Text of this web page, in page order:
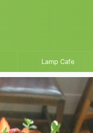
Lamp Cafe